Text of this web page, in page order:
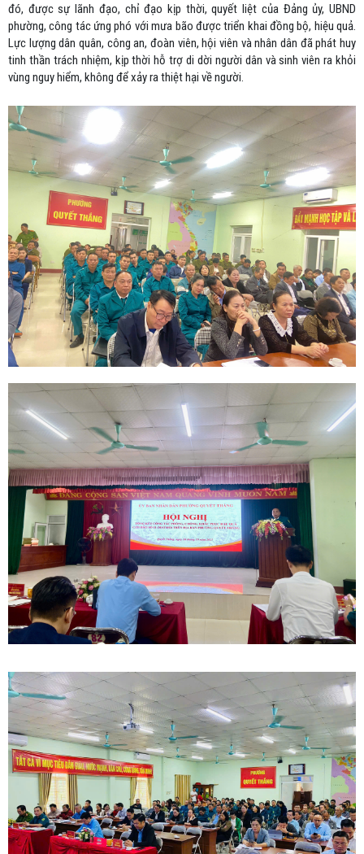
đó, được sự lãnh đạo, chỉ đạo kịp thời, quyết liệt của Đảng ủy, UBND
phường, công tác ứng phó với mưa bão được triển khai đồng bộ, hiệu quả.
Lực lượng dân quân, công an, đoàn viên, hội viên và nhân dân đã phát huy
tinh thần trách nhiệm, kịp thời hỗ trợ di dời người dân và sinh viên ra khỏi
vùng nguy hiểm, không để xảy ra thiệt hại về người.